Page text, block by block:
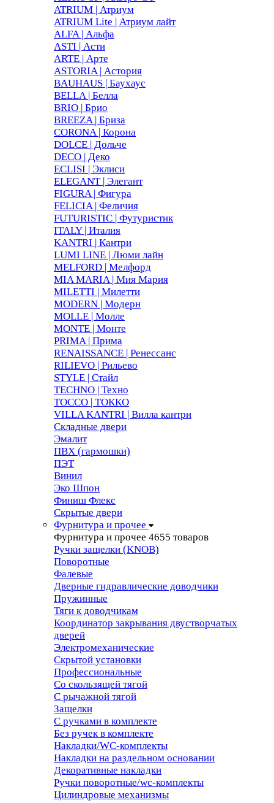
ATRIUM | Атриум
ATRIUM Lite | Атриум лайт
ALFA | Альфа
ASTI | Асти
ARTE | Арте
ASTORIA | Астория
BAUHAUS | Баухаус
BELLA | Белла
BRIO | Брио
BREEZA | Бриза
CORONA | Корона
DOLCE | Дольче
DECO | Деко
ECLISI | Эклиси
ELEGANT | Элегант
FIGURA | Фигура
FELICIA | Феличия
FUTURISTIC | Футуристик
ITALY | Италия
KANTRI | Кантри
LUMI LINE | Люми лайн
MELFORD | Мелфорд
MIA MARIA | Мия Мария
MILETTI | Милетти
MODERN | Модерн
MOLLE | Молле
MONTE | Монте
PRIMA | Прима
RENAISSANCE | Ренессанс
RILIEVO | Рильево
STYLE | Стайл
TECHNO | Техно
TOCCO | ТОККО
VILLA KANTRI | Вилла кантри
Складные двери
Эмалит
ПВХ (гармошки)
ПЭТ
Винил
Эко Шпон
Финиш Флекс
Скрытые двери
Фурнитура и прочее
Фурнитура и прочее 4655 товаров
Ручки защелки (KNOB)
Поворотные
Фалевые
Дверные гидравлические доводчики
Пружинные
Тяги к доводчикам
Координатор закрывания двустворчатых
дверей
Электромеханические
Скрытой установки
Профессиональные
Со скользящей тягой
С рычажной тягой
Защелки
С ручками в комплекте
Без ручек в комплекте
Накладки/WC-комплекты
Накладки на раздельном основании
Декоративные накладки
Ручки поворотные/wc-комплекты
Цилиндровые механизмы